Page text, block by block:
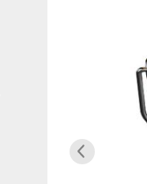
Previous